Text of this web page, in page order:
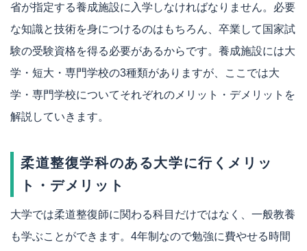
省が指定する養成施設に入学しなければなりません。必要
な知識と技術を身につけるのはもちろん、卒業して国家試
験の受験資格を得る必要があるからです。養成施設には大
学・短大・専門学校の3種類がありますが、ここでは大
学・専門学校についてそれぞれのメリット・デメリットを
解説していきます。
柔道整復学科のある大学に行くメリッ
ト・デメリット
大学では柔道整復師に関わる科目だけではなく、一般教養
も学ぶことができます。4年制なので勉強に費やせる時間